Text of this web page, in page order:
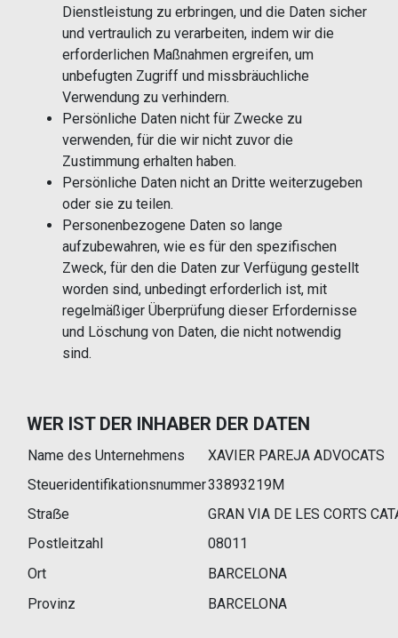
Dienstleistung zu erbringen, und die Daten sicher
und vertraulich zu verarbeiten, indem wir die
erforderlichen Maßnahmen ergreifen, um
unbefugten Zugriff und missbräuchliche
Verwendung zu verhindern.
Persönliche Daten nicht für Zwecke zu
verwenden, für die wir nicht zuvor die
Zustimmung erhalten haben.
Persönliche Daten nicht an Dritte weiterzugeben
oder sie zu teilen.
Personenbezogene Daten so lange
aufzubewahren, wie es für den spezifischen
Zweck, für den die Daten zur Verfügung gestellt
worden sind, unbedingt erforderlich ist, mit
regelmäßiger Überprüfung dieser Erfordernisse
und Löschung von Daten, die nicht notwendig
sind.
WER IST DER INHABER DER DATEN
Name des Unternehmens
XAVIER PAREJA ADVOCATS
Steueridentifikationsnummer33893219M
Straẞe
GRAN VIA DE LES CORTS
Postleitzahl
08011
Ort
BARCELONA
Provinz
BARCELONA